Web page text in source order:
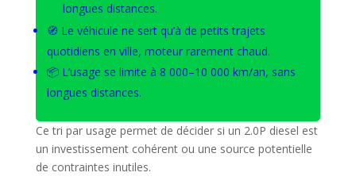
longues distances.
🧭 Le véhicule ne sert qu’à de petits trajets
quotidiens en ville, moteur rarement chaud.
📦 L’usage se limite à 8 000–10 000 km/an, sans
longues distances.
Ce tri par usage permet de décider si un 2.0P diesel est
un investissement cohérent ou une source potentielle
de contraintes inutiles.